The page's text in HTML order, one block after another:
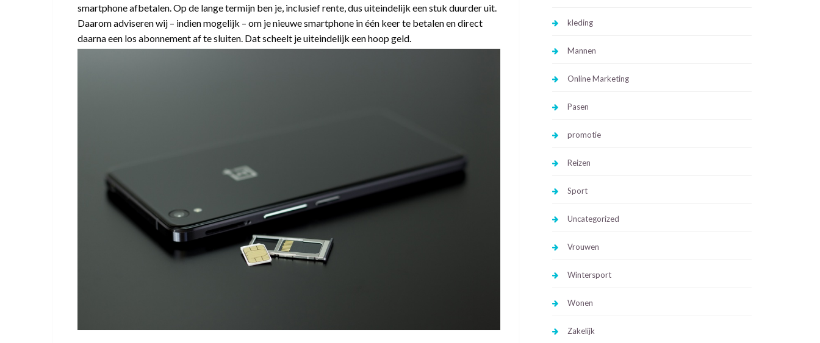
smartphone afbetalen. Op de lange termijn ben je, inclusief rente, dus uiteindelijk een stuk duurder uit.
Daarom adviseren wij – indien mogelijk – om je nieuwe smartphone in één keer te betalen en direct
daarna een los abonnement af te sluiten. Dat scheelt je uiteindelijk een hoop geld.
kleding
Mannen
Online Marketing
Pasen
promotie
Reizen
Sport
Uncategorized
Vrouwen
Wintersport
Wonen
Zakelijk